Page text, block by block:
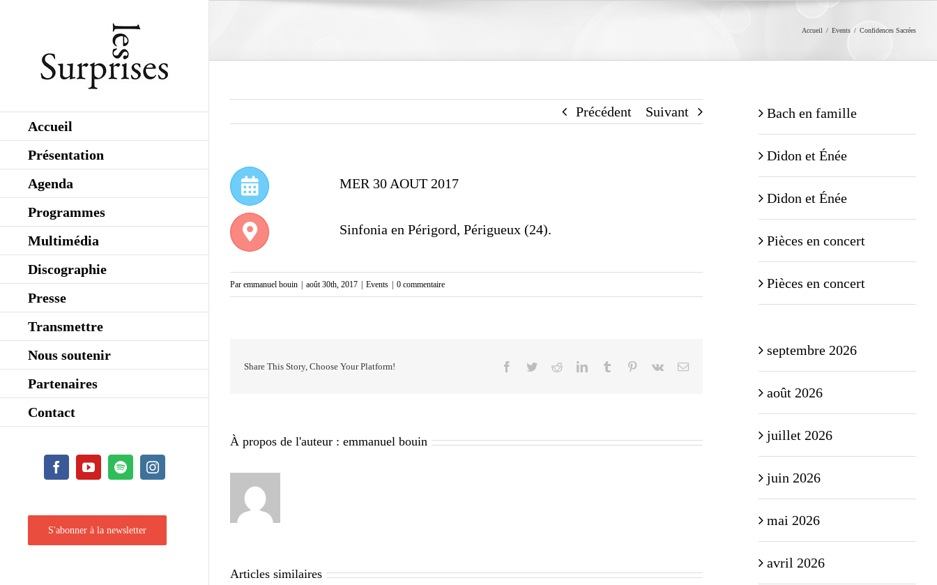
Accueil
Présentation
Agenda
Programmes
Multimédia
Discographie
Presse
Transmettre
Nous soutenir
Partenaires
Contact
FacebookYouTubeSpotifyInstagram
S'abonner à la newsletter
Accueil / Events / Confidences Sacrées
Précédent Suivant
MER 30 AOUT 2017
Sinfonia en Périgord, Périgueux (24).
Par emmanuel bouin août 30th, 2017 Events 0 commentaire
Share This Story, Choose Your Platform! Facebook
TwitterRedditLinkedInTumblr Pinterest
Vk Email
À propos de l'auteur : emmanuel bouin
Articles similaires
Bach en famille
Didon et Énée
Didon et Énée
Pièces en concert
Pièces en concert
septembre 2026
août 2026
juillet 2026
juin 2026
mai 2026
avril 2026